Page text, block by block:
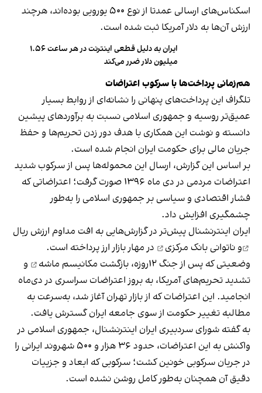
اسکناس‌های ارسالی عمدتا از نوع ۵۰۰ یورویی بوده‌اند، هرچند
ارزش آن‌ها به دلار آمریکا ثبت شده است.
ایران به دلیل قطعی اینترنت در هر ساعت ۱.۵۶
میلیون دلار ضرر می‌کند
هم‌زمانی پرداخت‌ها با سرکوب اعتراضات
تلگراف این پرداخت‌های پنهانی را نشانه‌ای از روابط بسیار
عمیق‌تر روسیه و جمهوری اسلامی نسبت به برآوردهای پیشین
دانسته و نوشت این همکاری با هدف دور زدن تحریم‌ها و حفظ
جریان مالی برای حکومت ایران انجام شده است.
بر اساس این گزارش، ارسال این محموله‌ها پس از سرکوب شدید
اعتراضات مردمی در دی ماه ۱۳۹۶ صورت گرفت؛ اعتراضاتی که
فشار اقتصادی و سیاسی بر جمهوری اسلامی را به‌طور
چشمگیری افزایش داد.
ایران اینترنشنال پیش‌تر در گزارش‌هایی به افت مداوم ارزش ریال
وناتوانی بانک مرکزی
در مهار بازار ارز پرداخته است.
وضعیتی که پس از جنگ ۱۲روزه، بازگشت
مکانیسم ماشه
و
تشدید تحریم‌های آمریکا، به بروز اعتراضات سراسری در دی‌ماه
انجامید. این اعتراضات که از بازار تهران آغاز شد، به‌سرعت به
مطالبه تغییر حکومت از سوی جامعه ایران گسترش یافت.
به گفته شورای سردبیری ایران اینترنشنال، جمهوری اسلامی در
واکنش به این اعتراضات، حدود ۳۶ هزار و ۵۰۰ شهروند ایرانی را
در جریان سرکوبی خونین کشت؛ سرکوبی که ابعاد و جزییات
دقیق آن همچنان به‌طور کامل روشن نشده است.